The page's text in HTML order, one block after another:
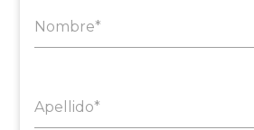
Nombre*
Apellido*